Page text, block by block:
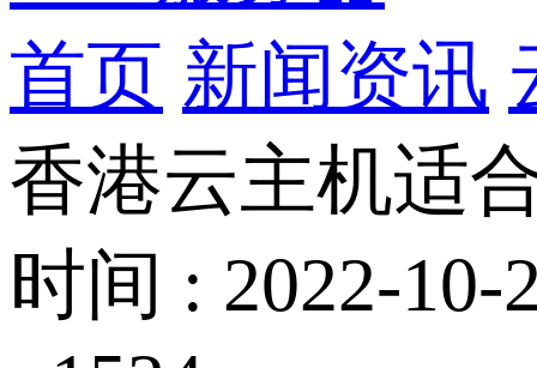
首页 新闻资讯
香港云主机适
时间 : 2022-10-